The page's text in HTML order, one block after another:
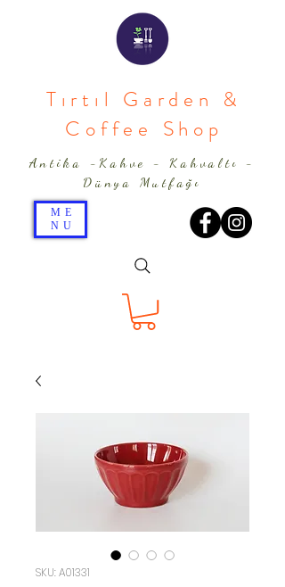
Tırtıl Garden &
Coffee Shop
ME
NU
Antika -Kahve - Kahvaltı -
Dünya Mutfağı
SKU: A01331